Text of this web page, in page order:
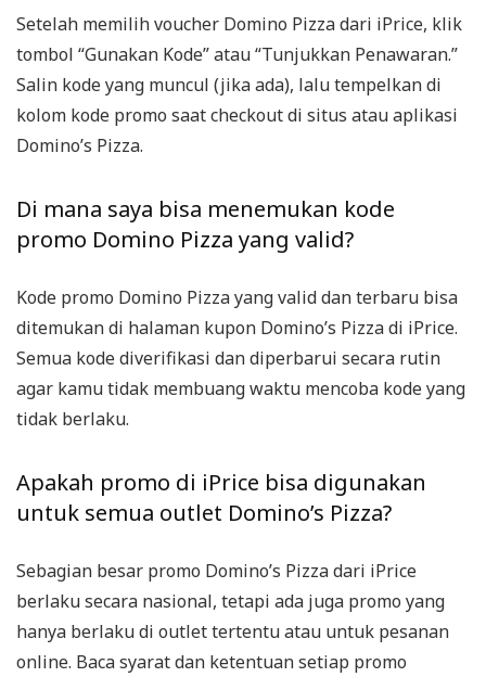
Setelah memilih voucher Domino Pizza dari iPrice, klik
tombol “Gunakan Kode” atau “Tunjukkan Penawaran.”
Salin kode yang muncul (jika ada), lalu tempelkan di
kolom kode promo saat checkout di situs atau aplikasi
Domino’s Pizza.
Di mana saya bisa menemukan kode
promo Domino Pizza yang valid?
Kode promo Domino Pizza yang valid dan terbaru bisa
ditemukan di halaman kupon Domino’s Pizza di iPrice.
Semua kode diverifikasi dan diperbarui secara rutin
agar kamu tidak membuang waktu mencoba kode yang
tidak berlaku.
Apakah promo di iPrice bisa digunakan
untuk semua outlet Domino’s Pizza?
Sebagian besar promo Domino’s Pizza dari iPrice
berlaku secara nasional, tetapi ada juga promo yang
hanya berlaku di outlet tertentu atau untuk pesanan
online. Baca syarat dan ketentuan setiap promo